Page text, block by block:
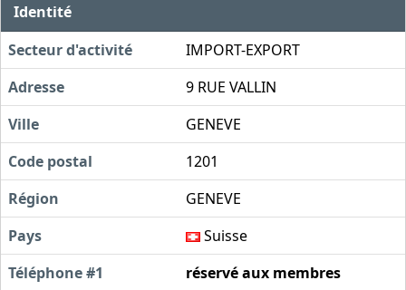
Identité
Secteur d'activité
IMPORT-EXPORT
Adresse
9 RUE VALLIN
Ville
GENEVE
Code postal
1201
Région
GENEVE
Pays
Suisse
Téléphone #1
réservé aux membres